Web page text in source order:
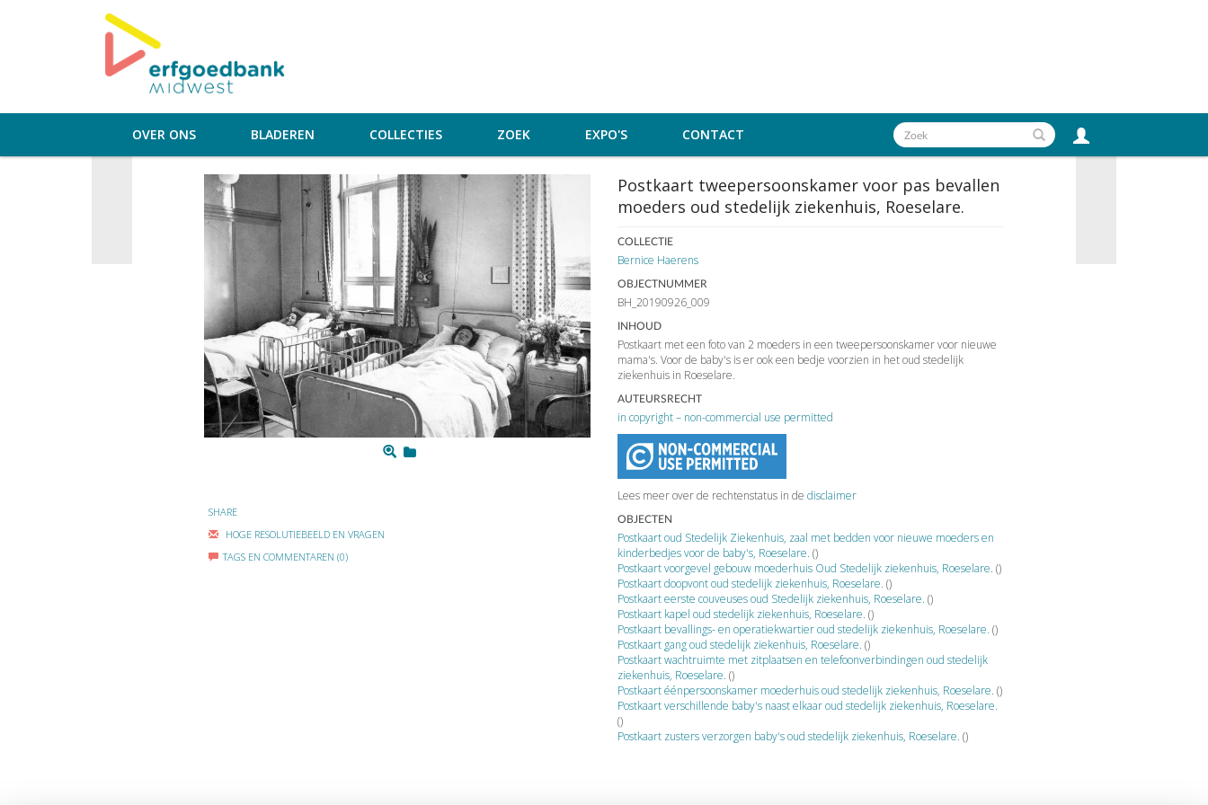
OVER ONS BLADEREN COLLECTIES ZOEK EXPO'S CONTACT
SHARE
HOGE RESOLUTIEBEELD EN VRAGEN
TAGS EN COMMENTAREN (0)
Postkaart tweepersoonskamer voor pas bevallen
moeders oud stedelijk ziekenhuis, Roeselare.
COLLECTIE
Bernice Haerens
OBJECTNUMMER
BH_20190926_009
INHOUD
Postkaart met een foto van 2 moeders in een tweepersoonskamer voor nieuwe
mama's. Voor de baby's is er ook een bedje voorzien in het oud stedelijk
ziekenhuis in Roeselare.
AUTEURSRECHT
in copyright – non-commercial use permitted
Lees meer over de rechtenstatus in de disclaimer
OBJECTEN
Postkaart oud Stedelijk Ziekenhuis, zaal met bedden voor nieuwe moeders en
kinderbedjes voor de baby's, Roeselare. ()
Postkaart voorgevel gebouw moederhuis Oud Stedelijk ziekenhuis, Roeselare. ()
Postkaart doopvont oud stedelijk ziekenhuis, Roeselare. ()
Postkaart eerste couveuses oud Stedelijk ziekenhuis, Roeselare. ()
Postkaart kapel oud stedelijk ziekenhuis, Roeselare. ()
Postkaart bevallings- en operatiekwartier oud stedelijk ziekenhuis, Roeselare. ()
Postkaart gang oud stedelijk ziekenhuis, Roeselare. ()
Postkaart wachtruimte met zitplaatsen en telefoonverbindingen oud stedelijk
ziekenhuis, Roeselare. ()
Postkaart éénpersoonskamer moederhuis oud stedelijk ziekenhuis, Roeselare. ()
Postkaart verschillende baby's naast elkaar oud stedelijk ziekenhuis, Roeselare.
()
Postkaart zusters verzorgen baby's oud stedelijk ziekenhuis, Roeselare. ()